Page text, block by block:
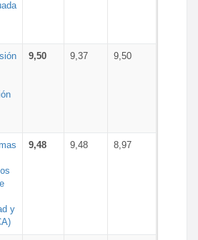
9,50 9,37 9,50
y
9,48 9,48 8,97